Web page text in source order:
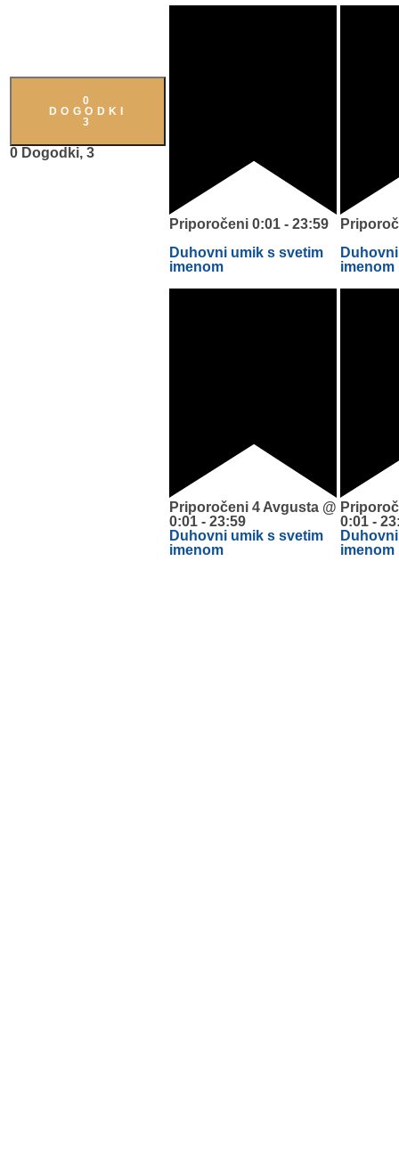
0
DOGODKI
3
0 Dogodki, 3
Priporočeni 0:01 - 23:59
Duhovni umik s svetim
imenom
Priporočeni 4 Avgusta @
0:01 - 23:59
Duhovni umik s svetim
imenom
imenom
0:01 -
imenom